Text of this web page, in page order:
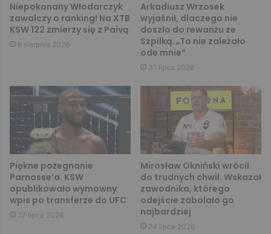
Niepokonany Włodarczyk
zawalczy o ranking! Na XTB
KSW 122 zmierzy się z Paivą
6 sierpnia 2026
Arkadiusz Wrzosek
wyjaśnił, dlaczego nie
doszło do rewanżu ze
Szpilką. „To nie zależało
ode mnie”
31 lipca 2026
Piękne pożegnanie
Parnasse’a. KSW
opublikowało wymowny
wpis po transferze do UFC
27 lipca 2026
Mirosław Okniński wrócił
do trudnych chwil. Wskazał
zawodnika, którego
odejście zabolało go
najbardziej
24 lipca 2026